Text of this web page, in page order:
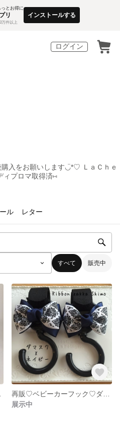
っとお得に
リ
3万件以上
インストールする
ログイン
入をお願いします◡̈*♡ ＬａＣｈｅ
ィプロマ取得済︎⑅
ル レター
すべて 販売中
展示中